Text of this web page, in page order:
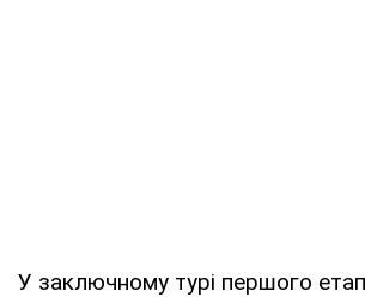
У заключному турі першого